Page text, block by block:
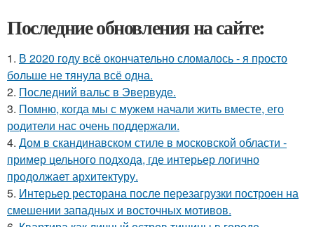
Последние обновления на сайте:
1. В 2020 году всё окончательно сломалось - я просто
больше не тянула всё одна.
2. Последний вальс в Эвервуде.
3. Помню, когда мы с мужем начали жить вместе, его
родители нас очень поддержали.
4. Дом в скандинавском стиле в московской области -
пример цельного подхода, где интерьер логично
продолжает архитектуру.
5. Интерьер ресторана после перезагрузки построен на
смешении западных и восточных мотивов.